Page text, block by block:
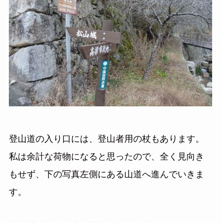
登山道の入り口には、登山者用の杖もあります。
私は余計な荷物になると思ったので、全く見向き
もせず、下の写真左側にある山道へ進んでいきま
す。